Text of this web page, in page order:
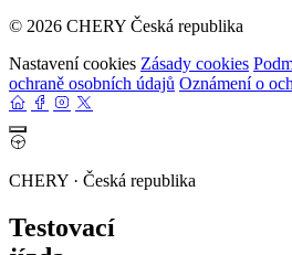
© 2026 CHERY Česká republika
Nastavení cookies Zásady cookies
ochraně osobních údajů Oznámení o
CHERY · Česká republika
Testovací